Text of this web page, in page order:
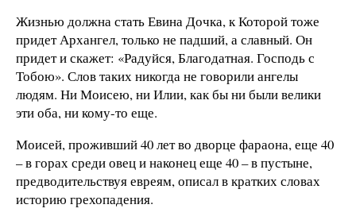
Жизнью должна стать Евина Дочка, к Которой тоже
придет Архангел, только не падший, а славный. Он
придет и скажет: «Радуйся, Благодатная. Господь с
Тобою». Слов таких никогда не говорили ангелы
людям. Ни Моисею, ни Илии, как бы ни были велики
эти оба, ни кому-то еще.
Моисей, проживший 40 лет во дворце фараона, еще 40
– в горах среди овец и наконец еще 40 – в пустыне,
предводительствуя евреям, описал в кратких словах
историю грехопадения.